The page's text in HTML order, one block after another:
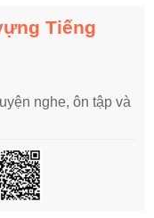
Tiếng
nghe, ôn tập và